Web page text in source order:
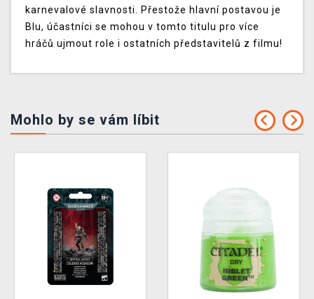
karnevalové slavnosti. Přestože hlavní postavou je
Blu, účastníci se mohou v tomto titulu pro více
hráčů ujmout role i ostatních představitelů z filmu!
Mohlo by se vám líbit